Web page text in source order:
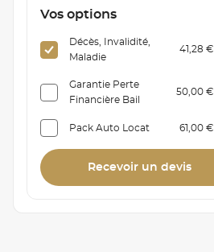
Vos options
Décès, Invalidité,
Maladie
41,28 €
Garantie Perte
Financière Bail
50,00 €
Pack Auto Locat 61,00 €
Recevoir un devis